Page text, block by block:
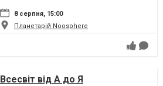
8 серпня, 15:00
Планетарій Noosphere
Всесвіт від А до Я